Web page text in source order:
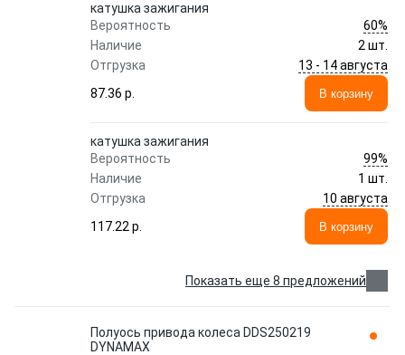
катушка зажигания
Вероятность
60%
Наличие
2 шт.
Отгрузка
13 - 14 августа
87.36 p.
В корзину
катушка зажигания
Вероятность
99%
Наличие
1 шт.
Отгрузка
10 августа
117.22 p.
В корзину
Показать еще 8 предложений
Полуось привода колеса DDS250219
DYNAMAX